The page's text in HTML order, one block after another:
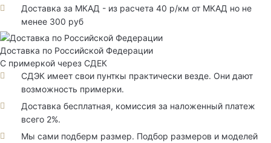
Доставка за МКАД - из расчета 40 р/км от МКАД но не
менее 300 руб
Доставка по Российской Федерации
С примеркой через СДЕК
СДЭК имеет свои пунткы практически везде. Они дают
возможность примерки.
Доставка бесплатная, комиссия за наложенный платеж
всего 2%.
Мы сами подберм размер. Подбор размеров и моделей